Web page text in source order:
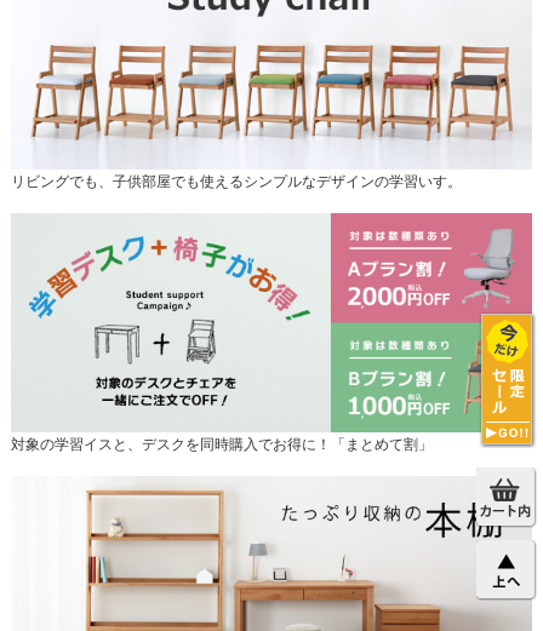
リビングでも、子供部屋でも使えるシンプルなデザインの学習いす。
対象の学習イスと、デスクを同時購入でお得に！「まとめて割」